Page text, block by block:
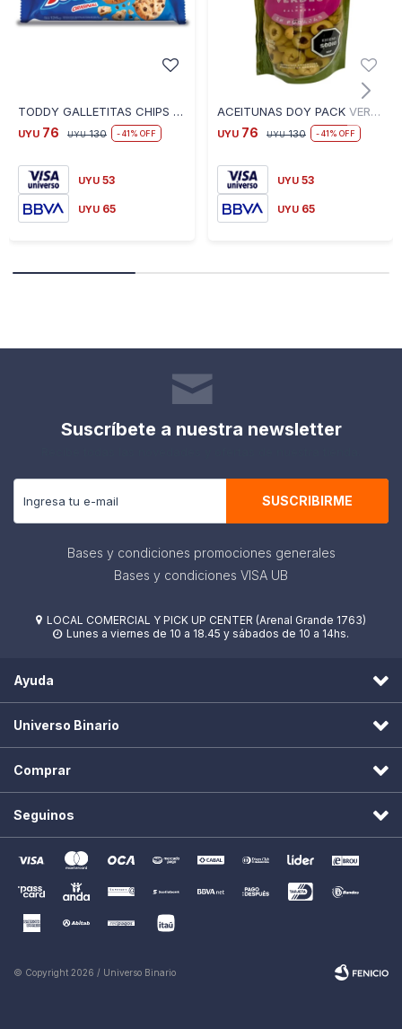
TODDY GALLETITAS CHIPS 126 GR
UYU 76 UYU 130 41
UYU 53
UYU 65
ACEITUNAS DOY PACK VERDES RODAJAS RIO DE LA PLATA 300 GR
UYU 76 UYU 130 41
UYU 53
UYU 65
Suscríbete a nuestra newsletter
SUSCRIBIRME
Bases y condiciones promociones generales
Bases y condiciones VISA UB
 LOCAL COMERCIAL Y PICK UP CENTER (Arenal Grande 1763)
 Lunes a viernes de 10 a 18.45 y sábados de 10 a 14hs.
Ayuda
Universo Binario
Comprar
Seguinos
© Copyright 2026 / Universo Binario